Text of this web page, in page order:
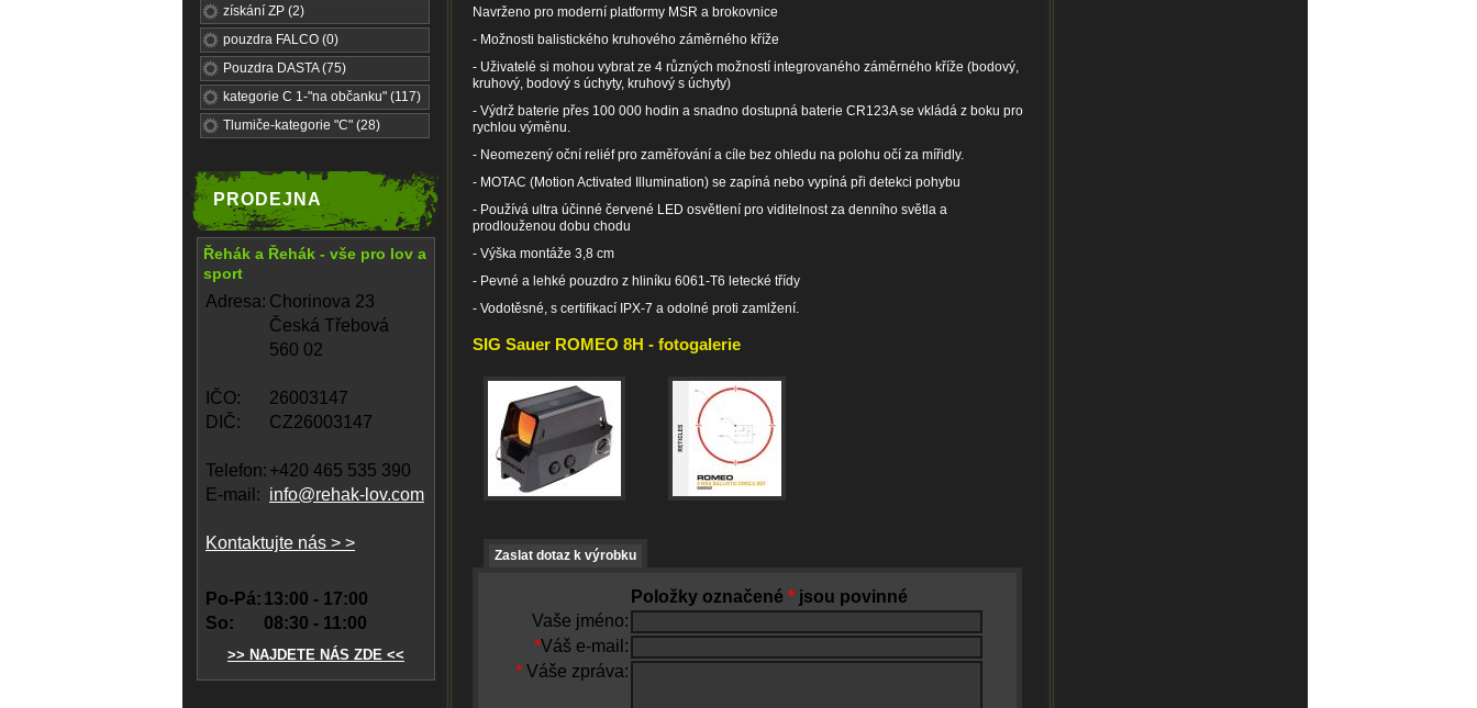
získání ZP (2)
pouzdra FALCO (0)
Pouzdra DASTA (75)
kategorie C 1-"na občanku" (117)
Tlumiče-kategorie "C" (28)
PRODEJNA
Řehák a Řehák - vše pro lov a
sport
Adresa: Chorinova 23
Česká Třebová
560 02
IČO:
26003147
DIČ:
CZ26003147
Telefon: +420 465 535 390
E-mail: info@rehak-lov.com
Kontaktujte nás > >
Po-Pá: 13:00 - 17:00
So:
08:30 - 11:00
>> NAJDETE NÁS ZDE <<
Navrženo pro moderní platformy MSR a brokovnice
- Možnosti balistického kruhového záměrného kříže
- Uživatelé si mohou vybrat ze 4 různých možností integrovaného záměrného kříže (bodový,
kruhový, bodový s úchyty, kruhový s úchyty)
- Výdrž baterie přes 100 000 hodin a snadno dostupná baterie CR123A se vkládá z boku pro
rychlou výměnu.
- Neomezený oční reliéf pro zaměřování a cíle bez ohledu na polohu očí za mířidly.
- MOTAC (Motion Activated Illumination) se zapíná nebo vypíná při detekci pohybu
- Používá ultra účinné červené LED osvětlení pro viditelnost za denního světla a
prodlouženou dobu chodu
- Výška montáže 3,8 cm
- Pevné a lehké pouzdro z hliníku 6061-T6 letecké třídy
- Vodotěsné, s certifikací IPX-7 a odolné proti zamlžení.
SIG Sauer ROMEO 8H - fotogalerie
Zaslat dotaz k výrobku
Položky označené * jsou povinné
Vaše jméno:
*Váš e-mail:
* Váše zpráva: